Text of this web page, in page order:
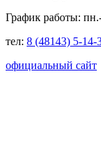
График работы:
тел: 8 (48143) 5-14-
официальный сайт